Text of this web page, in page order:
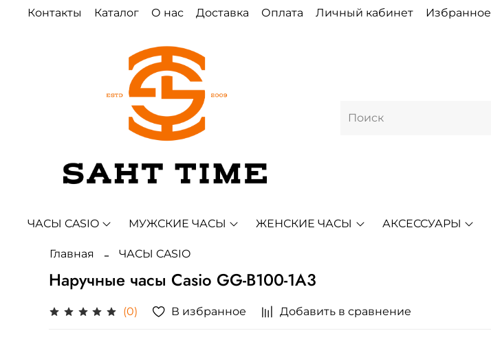
Контакты Каталог О нас Доставка Оплата Личный кабинет Избранное
ЧАСЫ CASIO МУЖСКИЕ ЧАСЫ ЖЕНСКИЕ ЧАСЫ АКСЕССУАРЫ
Главная ЧАСЫ CASIO
Наручные часы Casio GG-B100-1A3
(0) В избранное Добавить в сравнение